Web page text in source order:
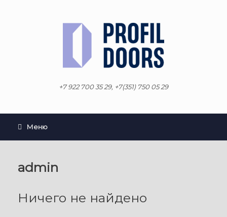
+7 922 700 35 29, +7(351) 750 05 29
Меню
admin
Ничего не найдено